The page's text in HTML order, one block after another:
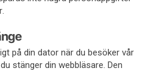
på din dator när du besöker vår
stänger din webbläsare. Den